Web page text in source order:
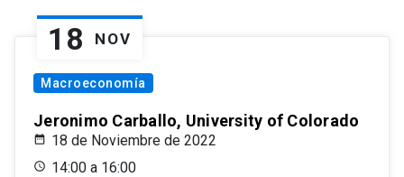
18 NOV
Macroeconomía
Jeronimo Carballo, University of Colorado
18 de Noviembre de 2022
14:00 a 16:00